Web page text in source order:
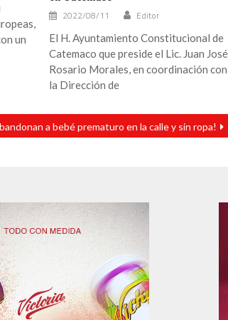
un
2022/08/11 Editor
El H. Ayuntamiento Constitucional de
Catemaco que preside el Lic. Juan José
Rosario Morales, en coordinación con
la Dirección de
a bebé prematuro en la calle y sin ropa!